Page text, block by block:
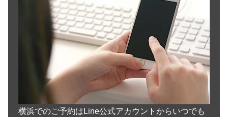
横浜でのご予約はLine公式アカウントからいつでも